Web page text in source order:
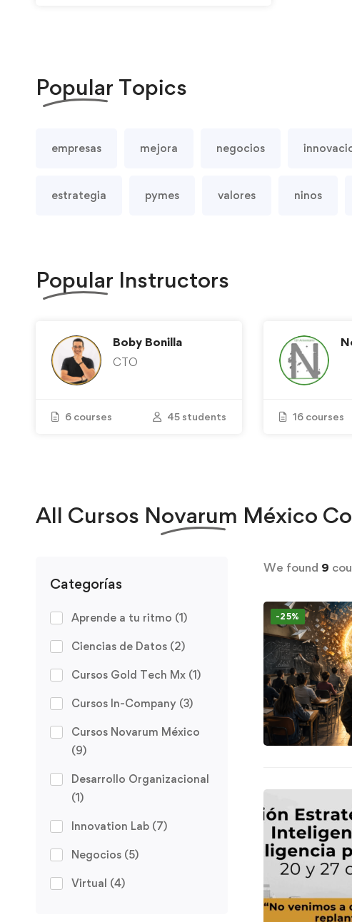
Popular Topics
empresas mejora negocios
estrategia pymes valores ninos
Popular Instructors
Boby Bonilla
CTO
6 courses 45 students 16 courses
All Cursos Novarum México
Categorías
Aprende a tu ritmo (1)
Ciencias de Datos (2)
Cursos Gold Tech Mx (1)
Cursos In-Company (3)
Cursos Novarum México
(9)
Desarrollo Organizacional
(1)
Innovation Lab (7)
Negocios (5)
Virtual (4)
We found 9
-25%